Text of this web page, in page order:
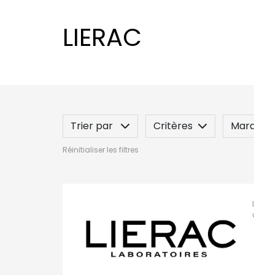
LIERAC
Trier par Critères
Spécificité
Réinitialiser les filtres